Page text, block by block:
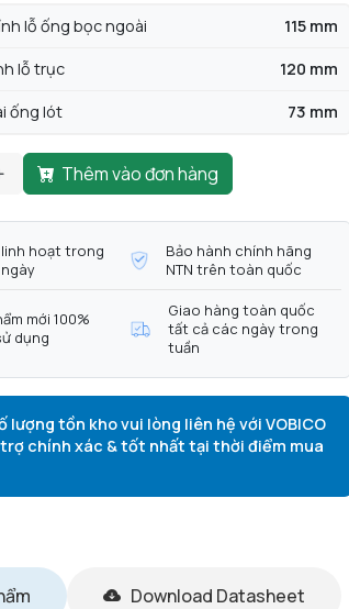
lỗ ống bọc ngoài 115 mm
lỗ trục 120 mm
ống lót 73 mm
Thêm vào đơn hàng
hoạt trong
Bảo hành chính hãng
NTN trên toàn quốc
mới 100%
dụng
Giao hàng toàn quốc
tất cả các ngày trong
tuần
lượng tồn kho vui lòng liên hệ với VOBICO
chính xác & tốt nhất tại thời điểm mua
Download Datasheet